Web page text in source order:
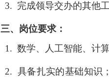
3. 完成领导交办的其他
三、 岗位要求：
1.数学、人工智能、计
2. 具备扎实的基础知识